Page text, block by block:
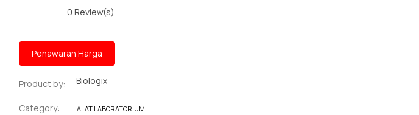
0 Review(s)
Penawaran Harga
Product by: Biologix
Category: ALAT LABORATORIUM